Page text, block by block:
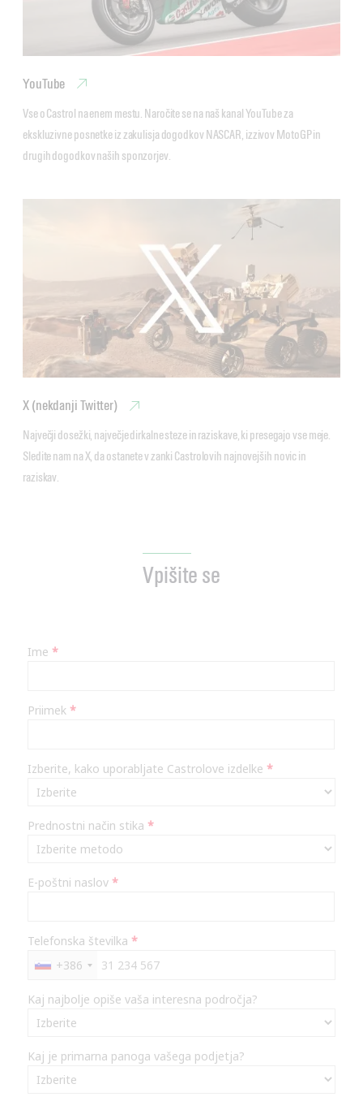
YouTube
Vse o Castrol na enem mestu. Naročite se na naš kanal YouTube za
ekskluzivne posnetke iz zakulisja dogodkov NASCAR, izzivov MotoGP in
drugih dogodkov naših sponzorjev.
X (nekdanji Twitter)
Največji dosežki, največje dirkalne steze in raziskave, ki presegajo vse meje.
Sledite nam na X, da ostanete v zanki Castrolovih najnovejših novic in
raziskav.
Vpišite se